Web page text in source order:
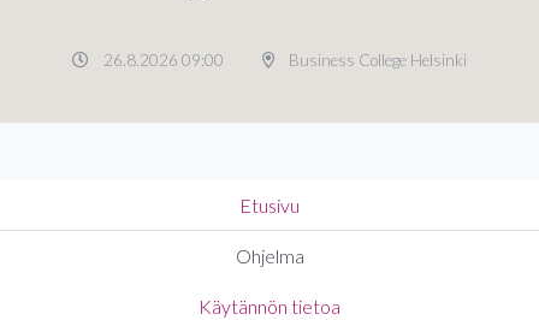
26.8.2026 09:00 Business College Helsinki
Etusivu
Ohjelma
Käytännön tietoa